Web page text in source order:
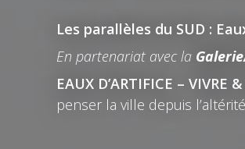
Les parallèles du SUD :
En partenariat avec la
EAUX D’ARTIFICE – VIVRE
penser la ville depuis